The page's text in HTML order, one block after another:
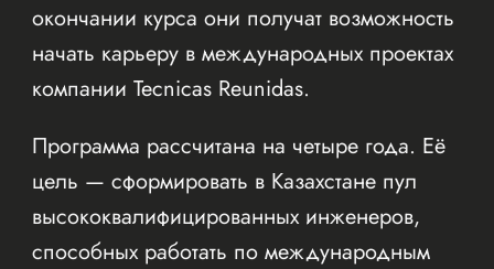
окончании курса они получат возможность
начать карьеру в международных проектах
компании Tecnicas Reunidas.
Программа рассчитана на четыре года. Её
цель — сформировать в Казахстане пул
высококвалифицированных инженеров,
способных работать по международным